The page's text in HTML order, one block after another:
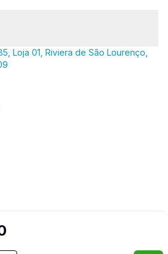
Loja 01, Riviera de São Lourenço,